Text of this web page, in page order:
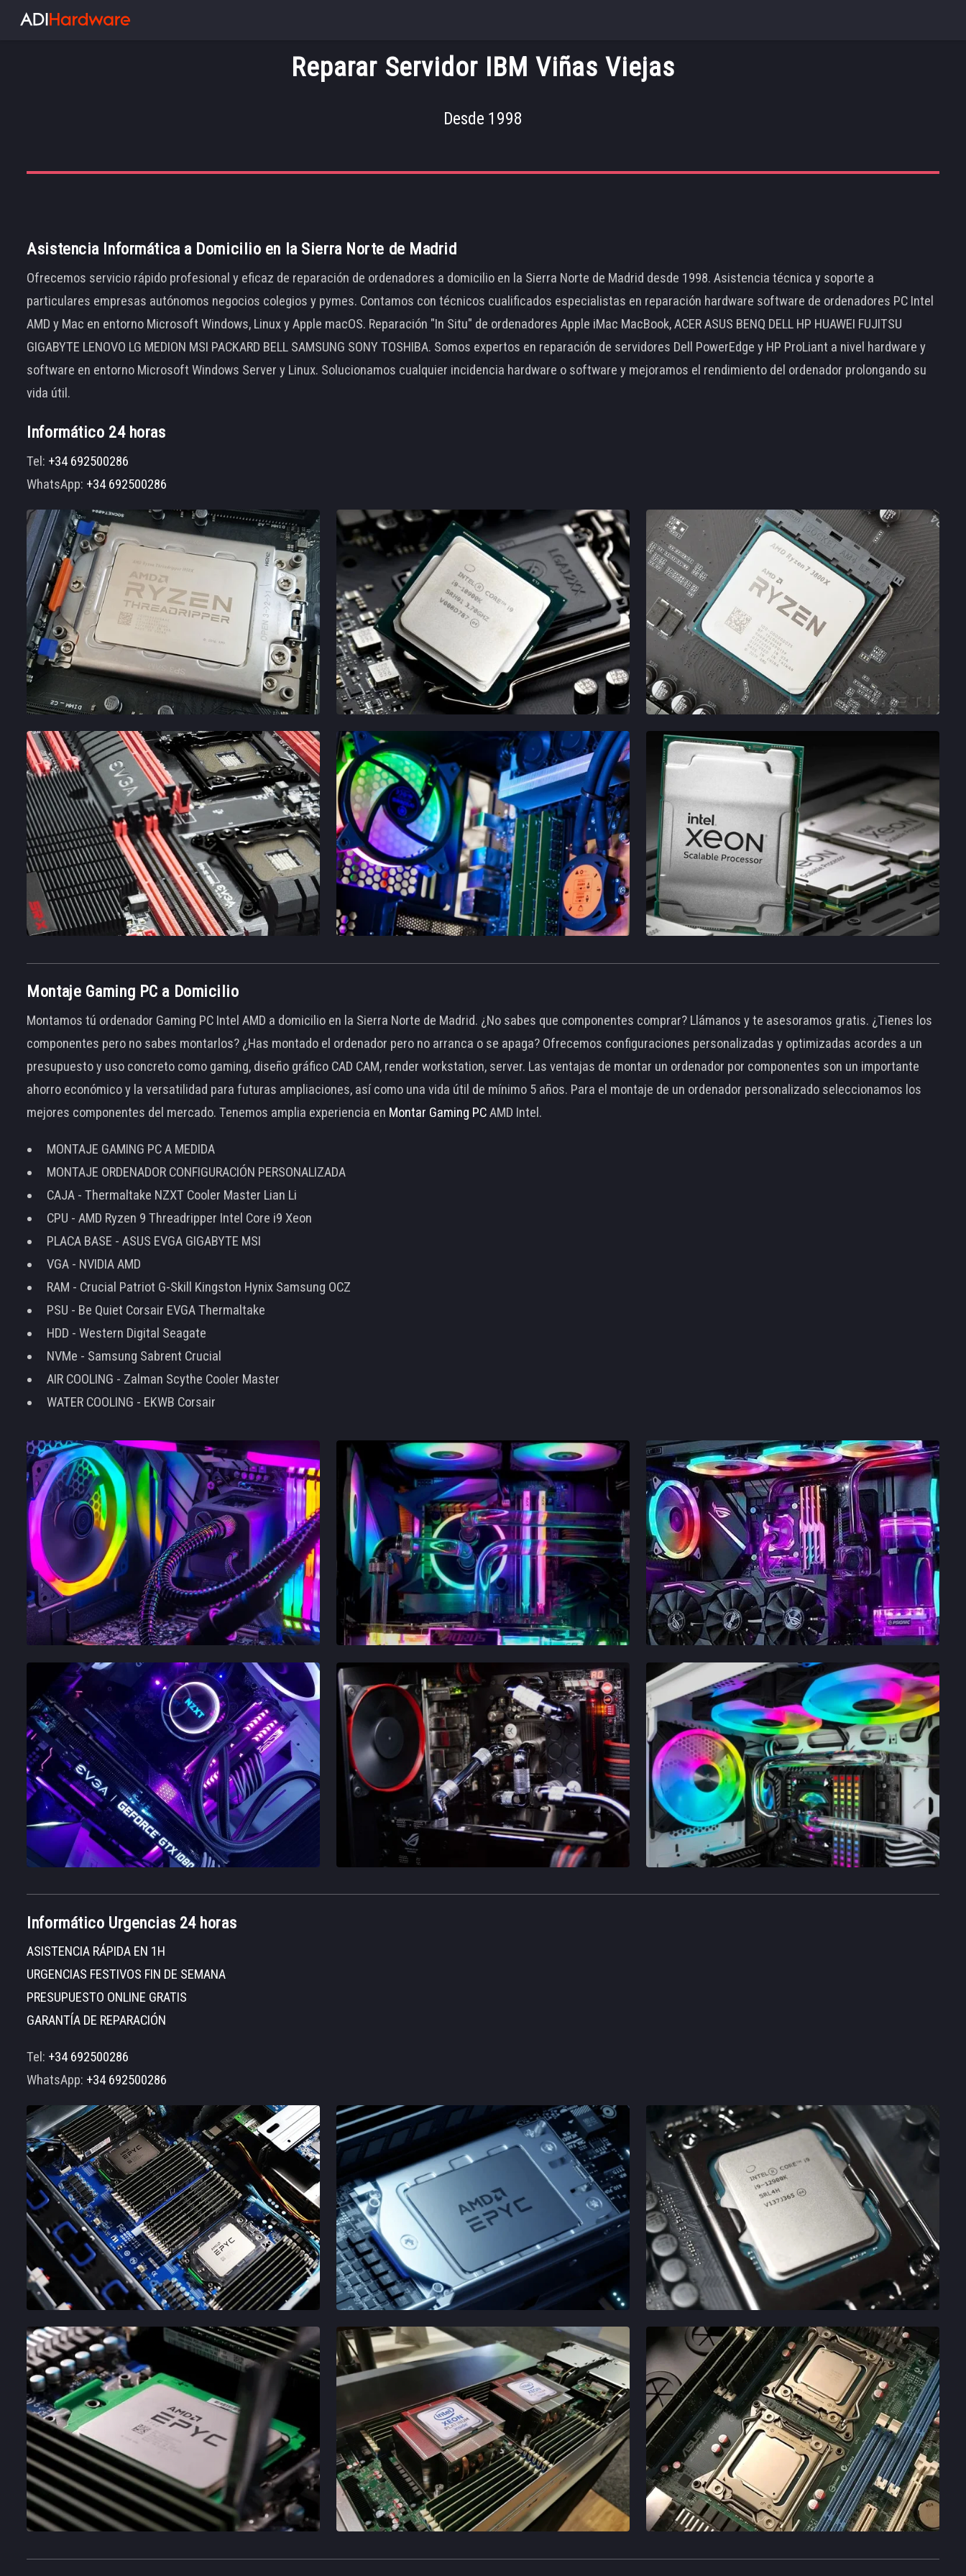
Reparar Servidor IBM Viñas Viejas
Desde 1998
Asistencia Informática a Domicilio en la Sierra Norte de Madrid
Ofrecemos servicio rápido profesional y eficaz de reparación de ordenadores a domicilio en la Sierra Norte de Madrid desde 1998. Asistencia técnica y soporte a
particulares empresas autónomos negocios colegios y pymes. Contamos con técnicos cualificados especialistas en reparación hardware software de ordenadores PC Intel
AMD y Mac en entorno Microsoft Windows, Linux y Apple macOS. Reparación "In Situ" de ordenadores Apple iMac MacBook, ACER ASUS BENQ DELL HP HUAWEI FUJITSU
GIGABYTE LENOVO LG MEDION MSI PACKARD BELL SAMSUNG SONY TOSHIBA. Somos expertos en reparación de servidores Dell PowerEdge y HP ProLiant a nivel hardware y
software en entorno Microsoft Windows Server y Linux. Solucionamos cualquier incidencia hardware o software y mejoramos el rendimiento del ordenador prolongando su
vida útil.
Informático 24 horas
Tel: +34 692500286
WhatsApp: +34 692500286
Montaje Gaming PC a Domicilio
Montamos tú ordenador Gaming PC Intel AMD a domicilio en la Sierra Norte de Madrid. ¿No sabes que componentes comprar? Llámanos y te asesoramos gratis. ¿Tienes los
componentes pero no sabes montarlos? ¿Has montado el ordenador pero no arranca o se apaga? Ofrecemos configuraciones personalizadas y optimizadas acordes a un
presupuesto y uso concreto como gaming, diseño gráfico CAD CAM, render workstation, server. Las ventajas de montar un ordenador por componentes son un importante
ahorro económico y la versatilidad para futuras ampliaciones, así como una vida útil de mínimo 5 años. Para el montaje de un ordenador personalizado seleccionamos los
mejores componentes del mercado. Tenemos amplia experiencia en Montar Gaming PCAMD Intel.
MONTAJE GAMING PC A MEDIDA
MONTAJE ORDENADOR CONFIGURACIÓN PERSONALIZADA
CAJA - Thermaltake NZXT Cooler Master Lian Li
CPU - AMD Ryzen 9 Threadripper Intel Core i9 Xeon
PLACA BASE - ASUS EVGA GIGABYTE MSI
VGA - NVIDIA AMD
RAM - Crucial Patriot G-Skill Kingston Hynix Samsung OCZ
PSU - Be Quiet Corsair EVGA Thermaltake
HDD - Western Digital Seagate
NVMe - Samsung Sabrent Crucial
AIR COOLING - Zalman Scythe Cooler Master
WATER COOLING - EKWB Corsair
Informático Urgencias 24 horas
ASISTENCIA RÁPIDA EN 1H
URGENCIAS FESTIVOS FIN DE SEMANA
PRESUPUESTO ONLINE GRATIS
GARANTÍA DE REPARACIÓN
Tel: +34 692500286
WhatsApp: +34 692500286